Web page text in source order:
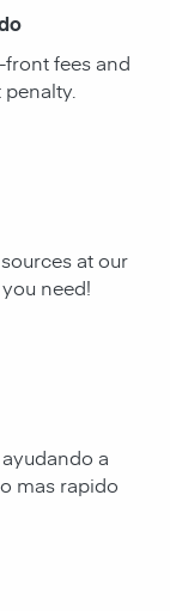
fees and
at our
need!
a
mas rapido